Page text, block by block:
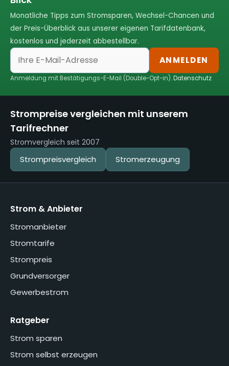
Monatliche Tipps zum Stromsparen, Wechsel-Chancen und
der Preis-Überblick aus unserer eigenen Tarifdatenbank,
kostenlos und jederzeit abbestellbar.
ANMELDEN
Anmeldung mit Bestätigungs-E-Mail (Double-Opt-in).Datenschutz
Strompreise vergleichen mit unserem
Tarifrechner
Stromvergleich seit 2007
Strompreisvergleich Stromerzeugung
Strom & Anbieter
Stromanbieter
Stromtarife
Strompreis
Grundversorger
Gewerbestrom
Ratgeber
Strom sparen
Strom selbst erzeugen